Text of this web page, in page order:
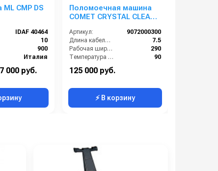
IDAF 40464
10
900
Италия
000 руб.
Поломоечная машина
COMET CRYSTAL CLEAN
Артикул:
9072000300
Длина кабеля (м):
7.5
Рабочая ширина (мм):
290
Температура (°C):
90
Напряжение (В):
125 000 руб.
⚡ В корзину